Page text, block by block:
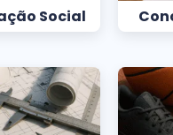
Social